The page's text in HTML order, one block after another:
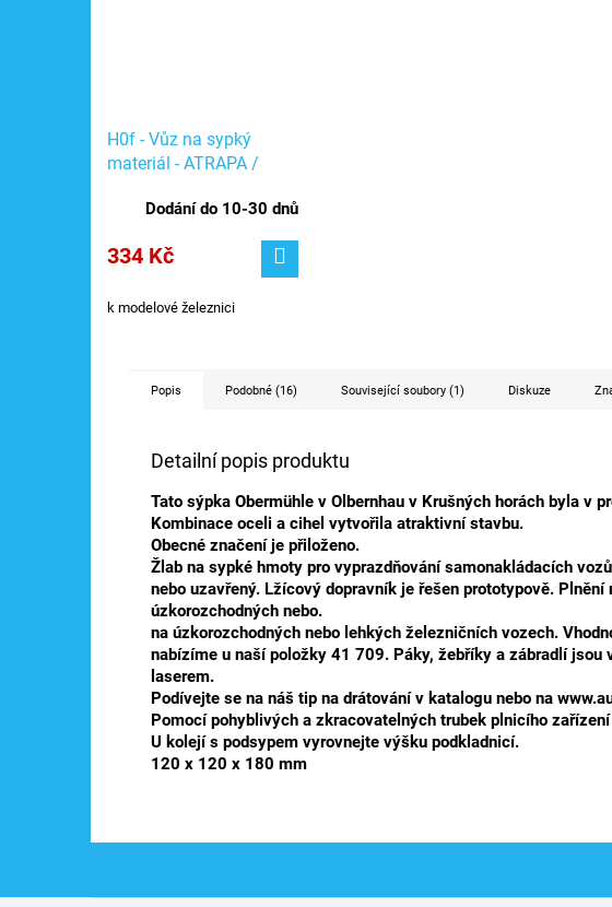
H0f - Vůz na sypký
materiál - ATRAPA /
Dodání do 10-30 dnů
334 Kč
k modelové železnici
Popis Podobné (16) Související soubory (1) Diskuze
Detailní popis produktu
Tato sýpka Obermühle v Olbernhau v Krušných horách byla v
Kombinace oceli a cihel vytvořila atraktivní stavbu.
Obecné značení je přiloženo.
Žlab na sypké hmoty pro vyprazdňování samonakládacích
nebo uzavřený. Lžícový dopravník je řešen prototypově.
úzkorozchodných nebo.
na úzkorozchodných nebo lehkých železničních vozech.
nabízíme u naší položky 41 709. Páky, žebříky a zábradlí jsou
laserem.
Podívejte se na náš tip na drátování v katalogu nebo na
Pomocí pohyblivých a zkracovatelných trubek plnicího
U kolejí s podsypem vyrovnejte výšku podkladnicí.
120 x 120 x 180 mm